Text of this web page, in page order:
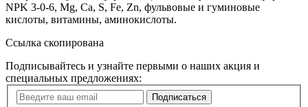
NPK 3-0-6, Mg, Ca, S, Fe, Zn, фульвовые и гуминовые
кислоты, витамины, аминокислоты.
Ссылка скопирована
Подписывайтесь и узнайте первыми о наших акция и
специальных предложениях:
Подписаться